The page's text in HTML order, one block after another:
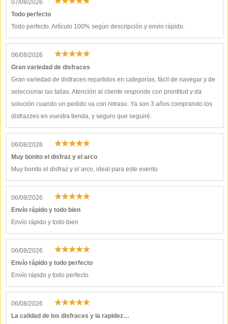
07/08/2026
Todo perfecto
Todo perfecto. Artículo 100% según descripción y envío rápido.
06/08/2026
Gran variedad de disfraces
Gran variedad de disfraces repartidos en categorías, fácil de navegar y de
seleccionar las tallas. Atención al cliente responde con prontitud y da
solución cuando un pedido va con retraso. Ya son 3 años comprando los
disfrazzes en vuestra tienda, y seguro que seguiré.
06/08/2026
Muy bonito el disfraz y el arco
Muy bonito el disfraz y el arco, ideal para este evento
06/08/2026
Envío rápido y todo bien
Envío rápido y todo bien
06/08/2026
Envío rápido y todo perfecto
Envío rápido y todo perfecto
06/08/2026
La calidad de los disfraces y la rapidez…